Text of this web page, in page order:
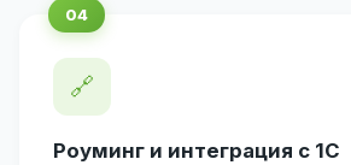
🔗
Роуминг и интеграция с 1С